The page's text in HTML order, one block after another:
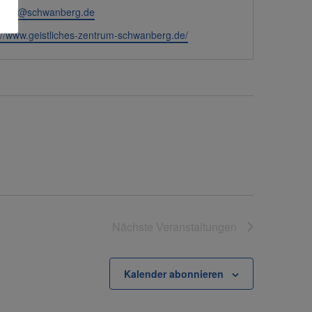
www.geistliches-zentrum-schwanberg.de/
Kalender abonnieren